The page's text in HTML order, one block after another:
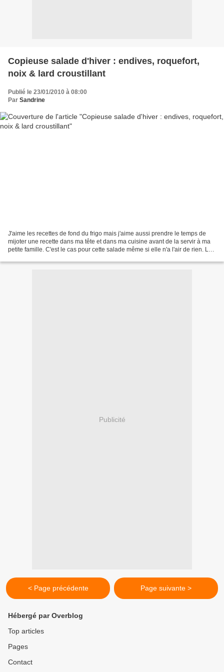
Copieuse salade d'hiver : endives, roquefort,
noix & lard croustillant
Publié le 23/01/2010 à 08:00
Par Sandrine
J'aime les recettes de fond du frigo mais j'aime aussi prendre le temps de
mijoter une recette dans ma tête et dans ma cuisine avant de la servir à ma
petite famille. C'est le cas pour cette salade même si elle n'a l'air de rien. La
Publicité
< Page précédente Page suivante >
Hébergé par Overblog
Top articles
Pages
Contact